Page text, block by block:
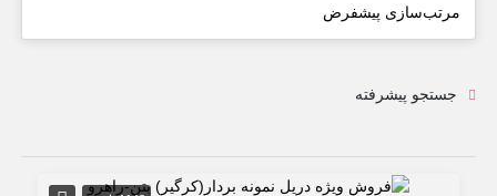
جستجو پیشرفته